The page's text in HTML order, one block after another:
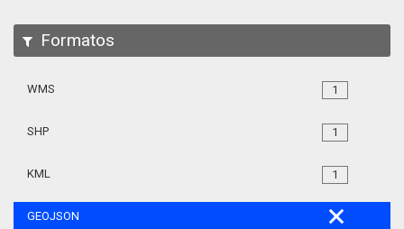
Formatos
1
WMS
1
SHP
1
KML
GEOJSON